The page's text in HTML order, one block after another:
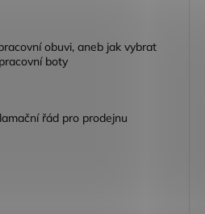
obuvi, aneb jak vybrat
boty
řád pro prodejnu